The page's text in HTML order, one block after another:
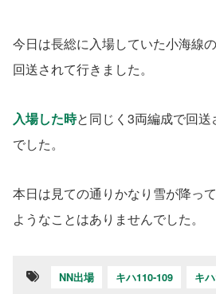
今日は長総に入場していた小海線
回送されて行きました。
入場した時と同じく3両編成で回
でした。
本日は見ての通りかなり雪が降っ
ようなことはありませんでした。
NN出場 キハ110-109 キ